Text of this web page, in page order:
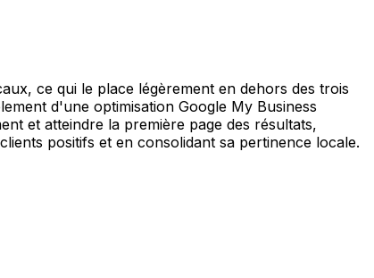
ce qui le place légèrement en dehors des trois
d'une optimisation Google My Business
et atteindre la première page des résultats,
positifs et en consolidant sa pertinence locale.